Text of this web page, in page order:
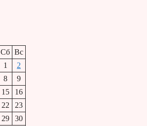
Сб Вс
1
2
8
9
15
16
22
23
29 30